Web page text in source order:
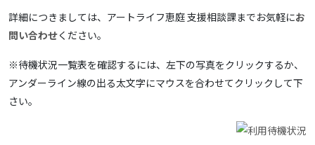
詳細につきましては、アートライフ恵庭 支援相談課までお気軽にお
問い合わせください。
※待機状況一覧表を確認するには、左下の写真をクリックするか、
アンダーライン線の出る太文字にマウスを合わせてクリックして下
さい。